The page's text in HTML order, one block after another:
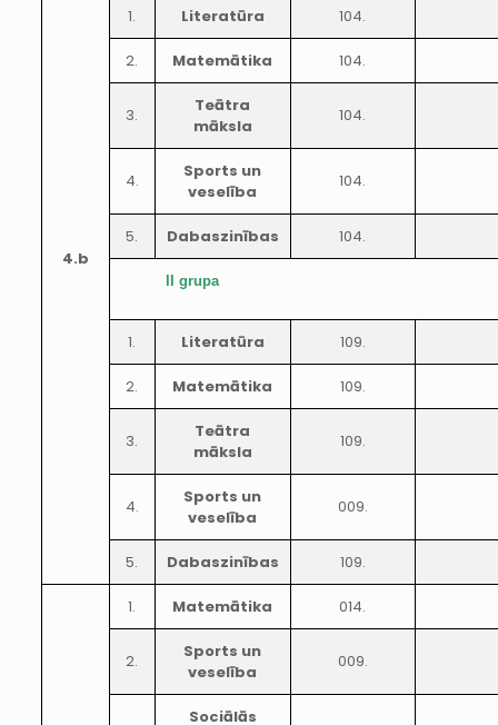
4.b
1. Literatūra 104.
2. Matemātika 104.
3.
Teātra
māksla
104.
4.
Sports un
veselība
104.
5. Dabaszinības 104.
II grupa
1. Literatūra 109.
2. Matemātika 109.
3.
Teātra
māksla
109.
4.
Sports un
veselība
009.
5. Dabaszinības 109.
1. Matemātika 014.
2.
Sports un
veselība
009.
Sociālās